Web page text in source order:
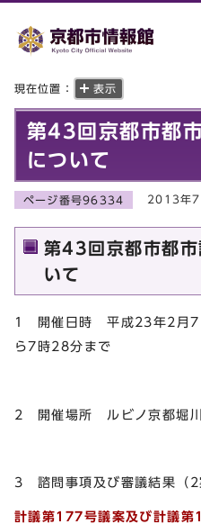
現在位置： 表示
第43回京都市都
について
ページ番号96334 2013年7
第43回京都市都市
いて
1 開催日時 平成23年2月7
ら7時28分まで
2 開催場所 ルビノ京都堀
3 諮問事項及び審議結果（2
計議第177号議案及び計議第